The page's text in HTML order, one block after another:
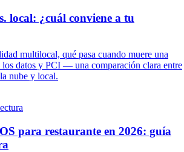
local: ¿cuál conviene a tu
multilocal, qué pasa cuando muere una
los datos y PCI — una comparación clara entre
nube y local.
para restaurante en 2026: guía